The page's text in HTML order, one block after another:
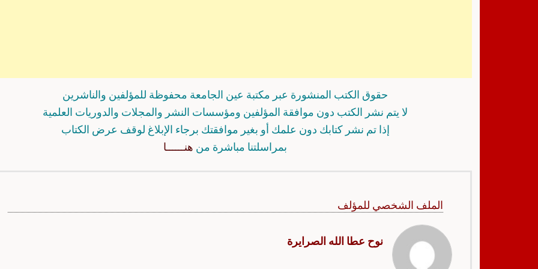
حقوق الكتب المنشورة عبر مكتبة عين الجامعة محفوظة للمؤلفين والناشرين
لا يتم نشر الكتب دون موافقة المؤلفين ومؤسسات النشر والمجلات والدوريات العلمية
إذا تم نشر كتابك دون علمك أو بغير موافقتك برجاء الإبلاغ لوقف عرض الكتاب
بمراسلتنا مباشرة من هنــــــا
الملف الشخصي للمؤلف
نوح عطا الله الصرايرة